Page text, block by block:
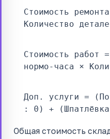
Стоимость
Количество
Стоимость работ
нормо-часа ×
Доп. услуги =
: 0) +
Общая стоимость